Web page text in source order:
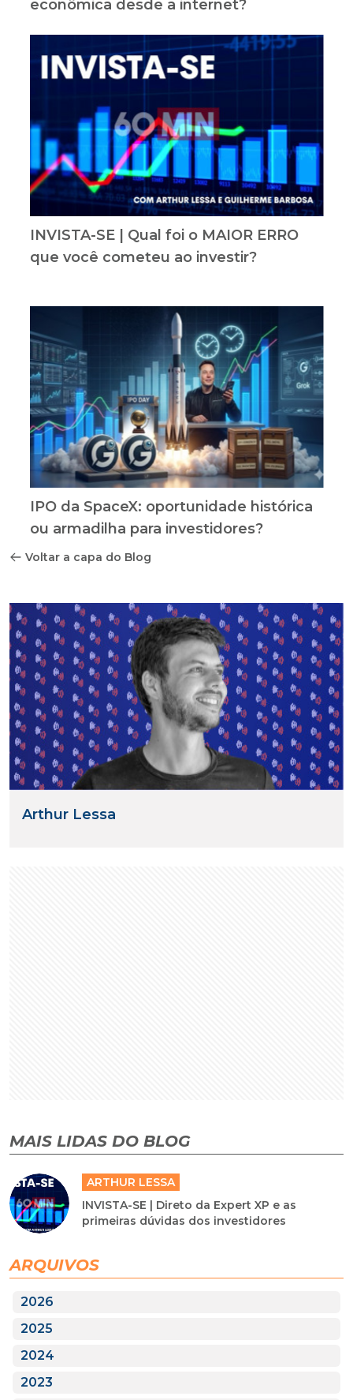
econômica desde a internet?
INVISTA-SE | Qual foi o MAIOR ERRO
que você cometeu ao investir?
IPO da SpaceX: oportunidade histórica
ou armadilha para investidores?
Voltar a capa do Blog
Arthur Lessa
MAIS LIDAS DO BLOG
ARTHUR LESSA
INVISTA-SE | Direto da Expert XP e as
primeiras dúvidas dos investidores
ARQUIVOS
2026
2025
2024
2023